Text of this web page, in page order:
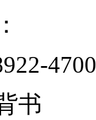
4700
书